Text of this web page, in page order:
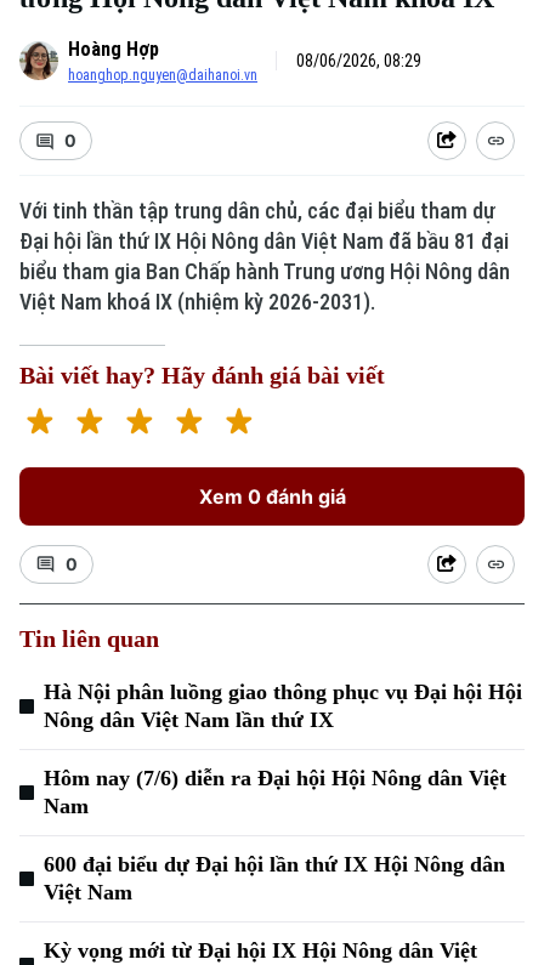
Xu hướng
Hoàng Hợp
hoanghop.nguyen@daihanoi.vn
08/06/2026, 08:29
0
Với tinh thần tập trung dân chủ, các đại biểu tham dự
Đại hội lần thứ IX Hội Nông dân Việt Nam đã bầu 81 đại
biểu tham gia Ban Chấp hành Trung ương Hội Nông dân
Việt Nam khoá IX (nhiệm kỳ 2026-2031).
Bài viết hay? Hãy đánh giá bài viết
Xem 0 đánh giá
0
Tin liên quan
Hà Nội phân luồng giao thông phục vụ Đại hội Hội
Nông dân Việt Nam lần thứ IX
Hôm nay (7/6) diễn ra Đại hội Hội Nông dân Việt
Nam
600 đại biểu dự Đại hội lần thứ IX Hội Nông dân
Việt Nam
Kỳ vọng mới từ Đại hội IX Hội Nông dân Việt